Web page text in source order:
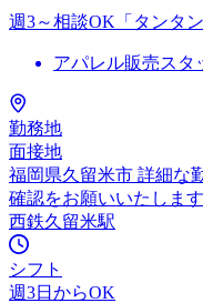
週3～相談OK「タンタ
アパレル販売スタ
勤務地
面接地
福岡県久留米市 詳細な
確認をお願いいたします
西鉄久留米駅
シフト
週3日からOK